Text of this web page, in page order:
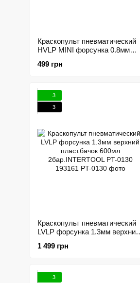
Краскопульт пневматический
HVLP MINI форсунка 0.8мм
3бар.INTERTOOL PT-0101
499 грн
3
3
Краскопульт пневматический
LVLP форсунка 1.3мм верхний
2бар.INTERTOOL PT-0130
1 499 грн
3